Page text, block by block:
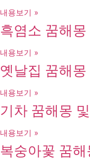
내용보기 »
흑염소 꿈해몽
내용보기 »
옛날집 꿈해몽
내용보기 »
기차 꿈해몽
내용보기 »
복숭아꽃 꿈해